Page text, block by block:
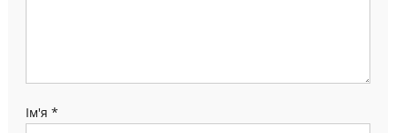
Ім'я *